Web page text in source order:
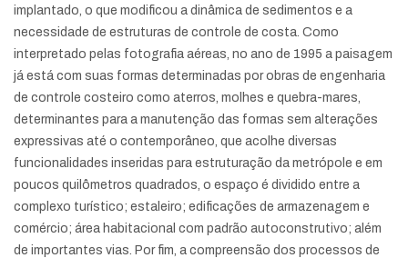
implantado, o que modificou a dinâmica de sedimentos e a
necessidade de estruturas de controle de costa. Como
interpretado pelas fotografia aéreas, no ano de 1995 a paisagem
já está com suas formas determinadas por obras de engenharia
de controle costeiro como aterros, molhes e quebra-mares,
determinantes para a manutenção das formas sem alterações
expressivas até o contemporâneo, que acolhe diversas
funcionalidades inseridas para estruturação da metrópole e em
poucos quilômetros quadrados, o espaço é dividido entre a
complexo turístico; estaleiro; edificações de armazenagem e
comércio; área habitacional com padrão autoconstrutivo; além
de importantes vias. Por fim, a compreensão dos processos de